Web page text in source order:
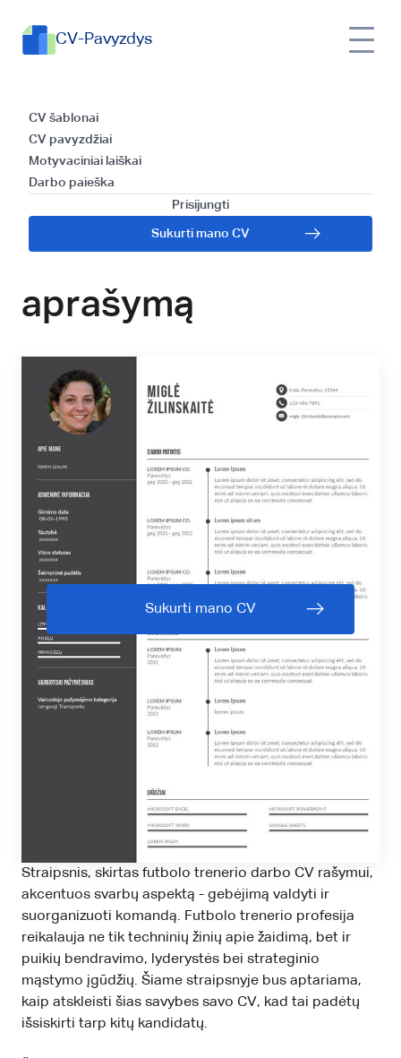
CV-Pavyzdys
CV šablonai
CV pavyzdžiai
Motyvaciniai laiškai
Darbo paieška
Prisijungti
Sukurti mano CV
Futbolo trenerio CV
šablonas: kaip
efektyviai parašyti
savo gyvenimo
aprašymą
Sukurti mano CV
Straipsnis, skirtas futbolo trenerio darbo CV rašymui,
akcentuos svarbų aspektą - gebėjimą valdyti ir
suorganizuoti komandą. Futbolo trenerio profesija
reikalauja ne tik techninių žinių apie žaidimą, bet ir
puikių bendravimo, lyderystės bei strateginio
mąstymo įgūdžių. Šiame straipsnyje bus aptariama,
kaip atskleisti šias savybes savo CV, kad tai padėtų
išsiskirti tarp kitų kandidatų.